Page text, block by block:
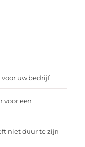
uw bedrijf
voor een
niet duur te zijn